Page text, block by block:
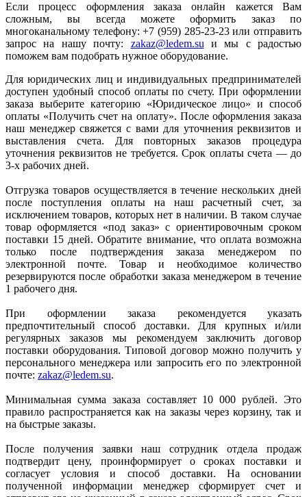
Если процесс оформления заказа онлайн кажется Вам
сложным, вы всегда можете оформить заказ по
многоканальному телефону: +7 (959) 285-23-23 или отправить
запрос на нашу почту: zakaz@ledem.su и мы с радостью
поможем вам подобрать нужное оборудование.
Для юридических лиц и индивидуальных предпринимателей
доступен удобный способ оплаты по счету. При оформлении
заказа выберите категорию «Юридическое лицо» и способ
оплаты «Получить счет на оплату». После оформления заказа
наш менеджер свяжется с вами для уточнения реквизитов и
выставления счета. Для повторных заказов процедура
уточнения реквизитов не требуется. Срок оплаты счета — до
3-х рабочих дней.
Отгрузка товаров осуществляется в течение нескольких дней
после поступления оплаты на наш расчетный счет, за
исключением товаров, которых нет в наличии. В таком случае
товар оформляется «под заказ» с ориентировочным сроком
поставки 15 дней. Обратите внимание, что оплата возможна
только после подтверждения заказа менеджером по
электронной почте. Товар и необходимое количество
резервируются после обработки заказа менеджером в течение
1 рабочего дня.
При оформлении заказа рекомендуется указать
предпочтительный способ доставки. Для крупных и/или
регулярных заказов мы рекомендуем заключить договор
поставки оборудования. Типовой договор можно получить у
персонального менеджера или запросить его по электронной
почте: zakaz@ledem.su.
Минимальная сумма заказа составляет 10 000 рублей. Это
правило распространяется как на заказы через корзину, так и
на быстрые заказы.
После получения заявки наш сотрудник отдела продаж
подтвердит цену, проинформирует о сроках поставки и
согласует условия и способ доставки. На основании
полученной информации менеджер сформирует счет и